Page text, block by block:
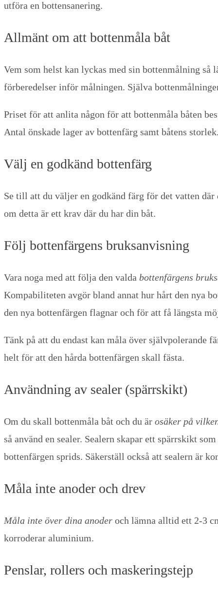
utföra en bottensanering.
Allmänt om att bottenmåla båt
Vem som helst kan lyckas med sin bottenmålning
förberedelser inför målningen. Själva
Priset för att anlita någon för att bottenmåla båten
Antal önskade lager av bottenfärg samt båtens
Välj en godkänd bottenfärg
Se till att du väljer en godkänd färg för det vatten
om detta är ett krav där du har din båt.
Följ bottenfärgens bruksanvisning
Vara noga med att följa den valda bottenfärgens
Kompabiliteten avgör bland annat hur hårt den nya
den nya bottenfärgen flagnar och för att få längsta
Tänk på att du endast kan måla över självpolerande
helt för att den hårda bottenfärgen skall fästa.
Användning av sealer (spärrskikt)
Om du skall bottenmåla båt och du är osäker på
så använd en sealer. Sealern skapar ett spärrskikt
bottenfärgen sprids. Säkerställ också att sealern är
Måla inte anoder och drev
Måla inte över dina anoder och lämna alltid ett 2-3
korroderar aluminium.
Penslar, rollers och maskeringstejp